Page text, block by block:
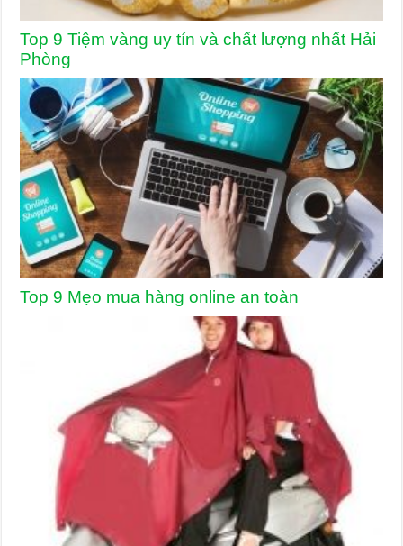
Top 9 Tiệm vàng uy tín và chất lượng nhất Hải
Phòng
Top 9 Mẹo mua hàng online an toàn